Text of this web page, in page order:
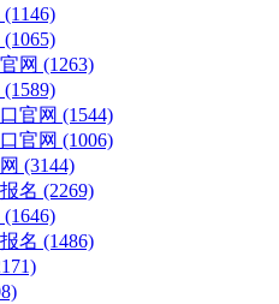
(1146)
(1065)
网 (1263)
(1589)
官网 (1544)
官网 (1006)
(3144)
名 (2269)
(1646)
名 (1486)